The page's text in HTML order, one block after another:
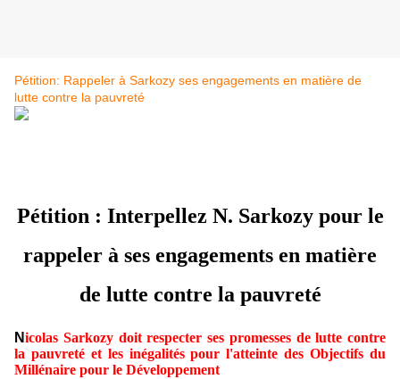
Pétition: Rappeler à Sarkozy ses engagements en matière de
lutte contre la pauvreté
Pétition : Interpellez N. Sarkozy pour le
rappeler à ses engagements en matière
de lutte contre la pauvreté
Nicolas Sarkozy doit respecter ses promesses de lutte contre
la pauvreté et les inégalités pour l'atteinte des Objectifs du
Millénaire pour le Développement